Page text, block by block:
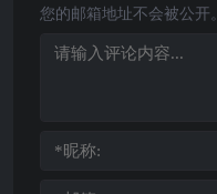
您的邮箱地址不会被公开。